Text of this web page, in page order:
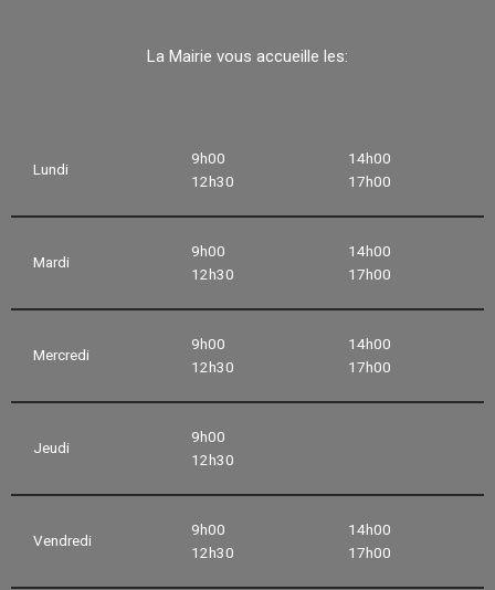
La Mairie vous accueille les:
Lundi
9h00
12h30
14h00
17h00
Mardi
9h00
12h30
14h00
17h00
Mercredi
9h00
12h30
14h00
17h00
Jeudi
9h00
12h30
Vendredi
9h00
12h30
14h00
17h00